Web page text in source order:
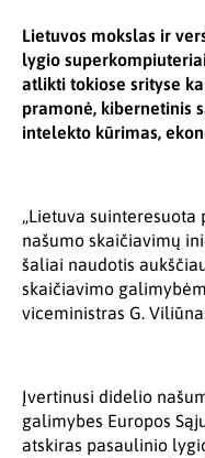
Lietuvos mokslas ir
lygio
atlikti tokiose srityse
pramonė, kibernetinis
intelekto kūrimas,
„Lietuva
našumo skaičiavimų
šaliai naudotis
skaičiavimo
viceministras G.
Įvertinusi didelio
galimybes Europos
atskiras pasaulinio